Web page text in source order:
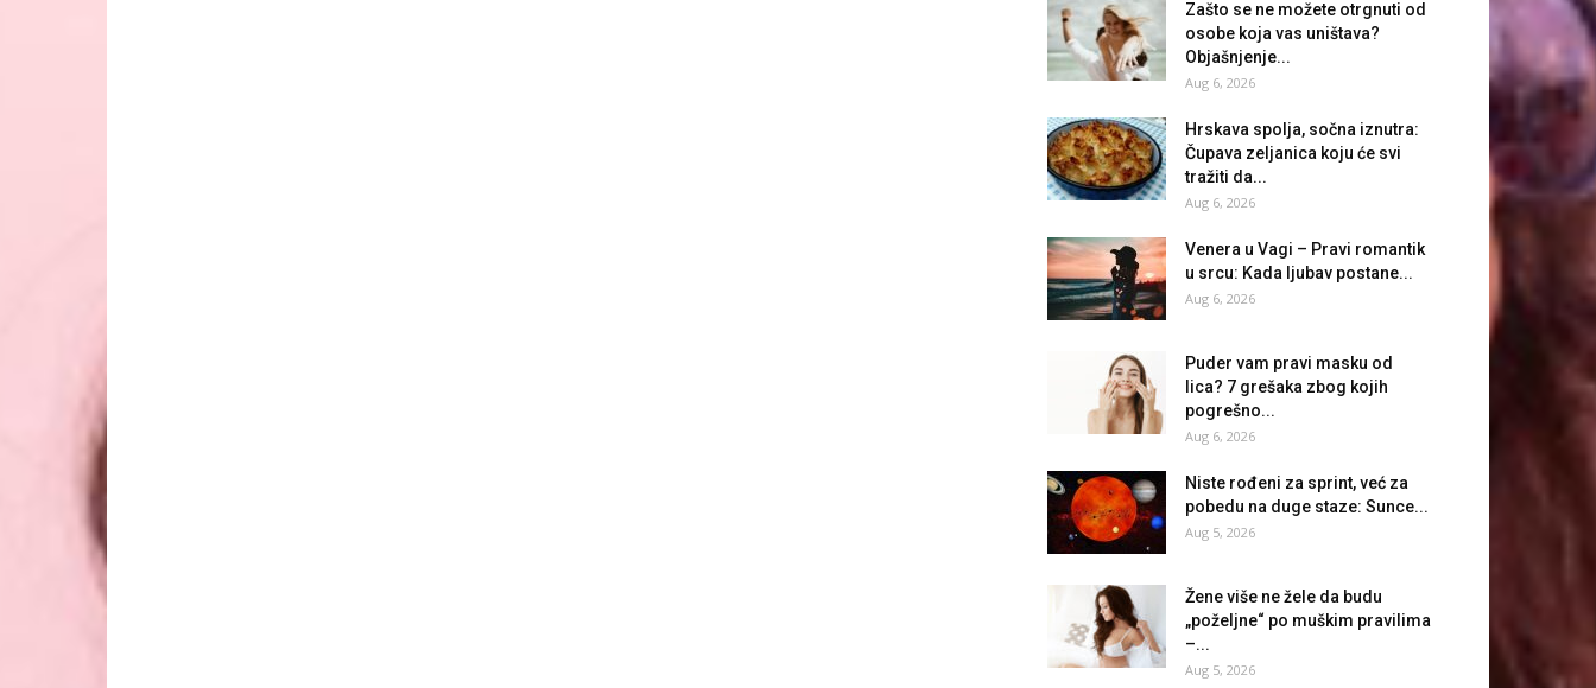
Zašto se ne možete otrgnuti od
osobe koja vas uništava?
Objašnjenje...
Aug 6, 2026
Hrskava spolja, sočna iznutra:
Čupava zeljanica koju će svi
tražiti da...
Aug 6, 2026
Venera u Vagi – Pravi romantik
u srcu: Kada ljubav postane...
Aug 6, 2026
Puder vam pravi masku od
lica? 7 grešaka zbog kojih
pogrešno...
Aug 6, 2026
Niste rođeni za sprint, već za
pobedu na duge staze: Sunce...
Aug 5, 2026
Žene više ne žele da budu
„poželjne“ po muškim pravilima
–...
Aug 5, 2026